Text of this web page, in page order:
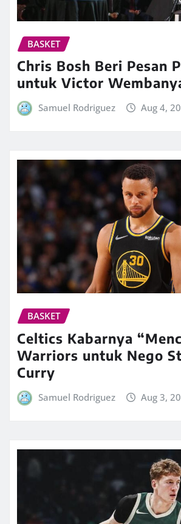
BASKET
Chris Bosh Beri Pesan
untuk Victor
Samuel Rodriguez Aug 4,
BASKET
Celtics Kabarnya
Warriors untuk Nego
Curry
Samuel Rodriguez Aug 3,